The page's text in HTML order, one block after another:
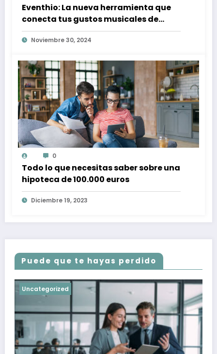
Eventhio: La nueva herramienta que
conecta tus gustos musicales de
Spotify con conciertos en tu zona
Noviembre 30, 2024
0
Todo lo que necesitas saber sobre una
hipoteca de 100.000 euros
Diciembre 19, 2023
Puede que te hayas perdido
Uncategorized